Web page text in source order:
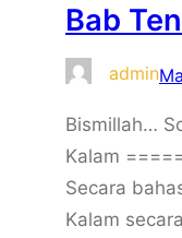
Bab
admin
Bismillah…
Kalam
Secara
Kalam